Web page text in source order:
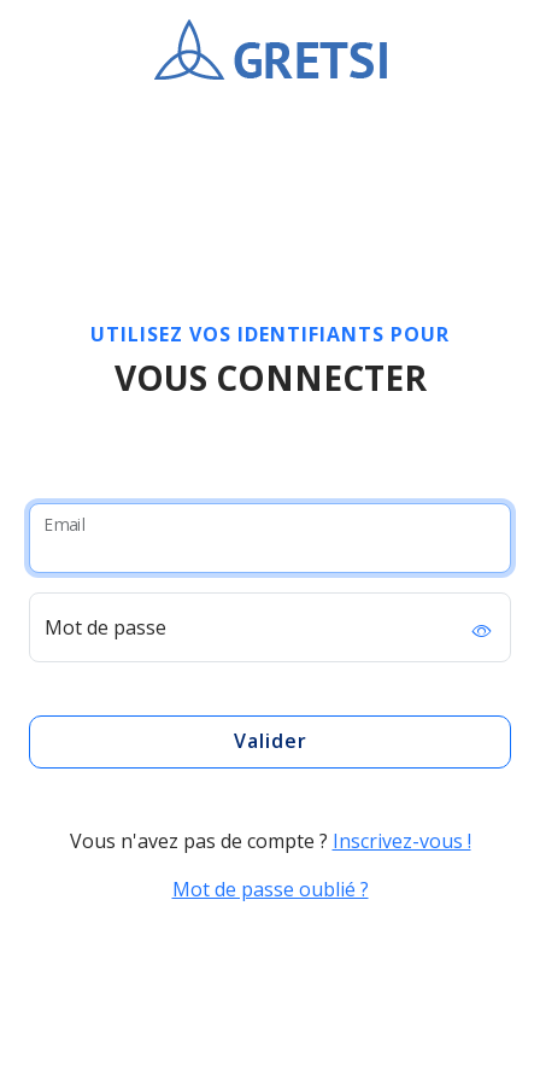
UTILISEZ VOS IDENTIFIANTS POUR
VOUS CONNECTER
Email
Mot de passe
Valider
Vous n'avez pas de compte ? Inscrivez-vous !
Mot de passe oublié ?